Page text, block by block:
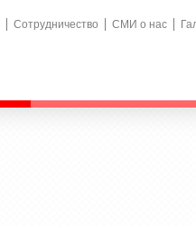
Сотрудничество СМИ о нас